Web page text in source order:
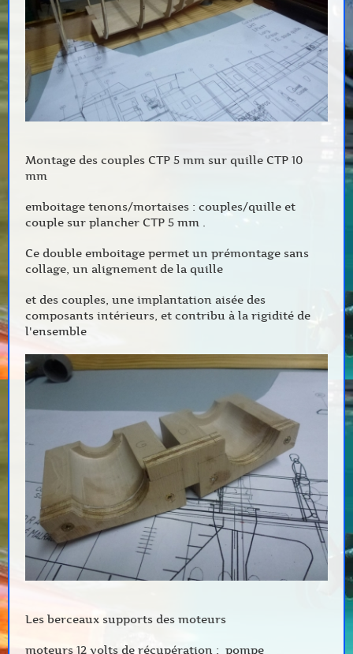
Montage des couples CTP 5 mm sur quille CTP 10
mm
emboitage tenons/mortaises : couples/quille et
couple sur plancher CTP 5 mm .
Ce double emboitage permet un prémontage sans
collage, un alignement de la quille
et des couples, une implantation aisée des
composants intérieurs, et contribu à la rigidité de
l'ensemble
Les berceaux supports des moteurs
moteurs 12 volts de récupération : pompe